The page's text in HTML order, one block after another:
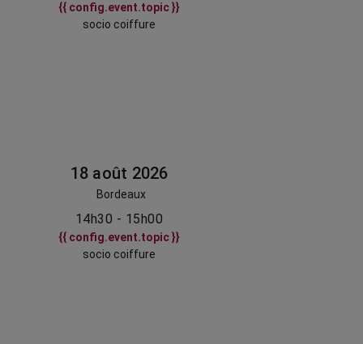
{{ config.event.topic }}
socio coiffure
18 août 2026
Bordeaux
14h30 - 15h00
{{ config.event.topic }}
socio coiffure